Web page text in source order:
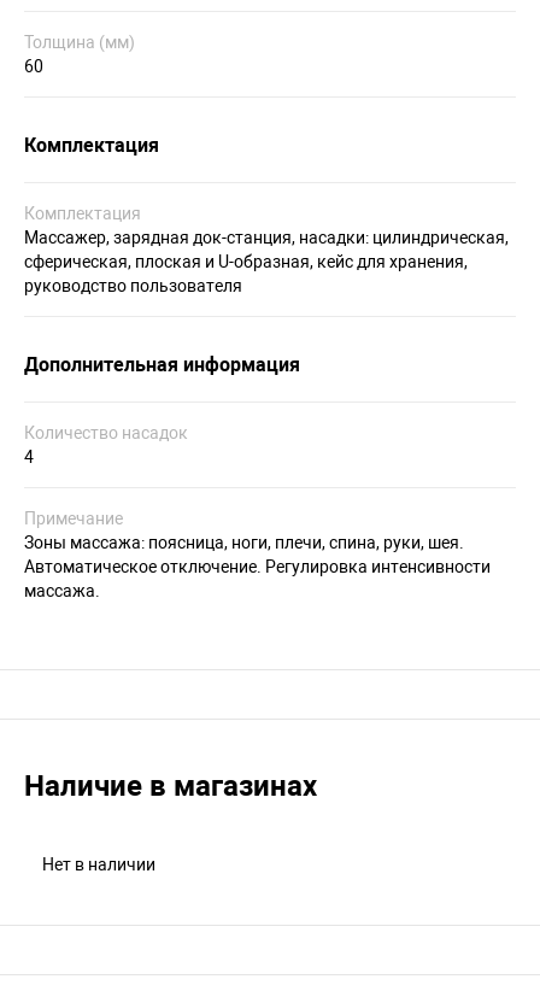
Толщина (мм)
60
Комплектация
Комплектация
Массажер, зарядная док-станция, насадки: цилиндрическая,
сферическая, плоская и U-образная, кейс для хранения,
руководство пользователя
Дополнительная информация
Количество насадок
4
Примечание
Зоны массажа: поясница, ноги, плечи, спина, руки, шея.
Автоматическое отключение. Регулировка интенсивности
массажа.
Наличие в магазинах
Нет в наличии